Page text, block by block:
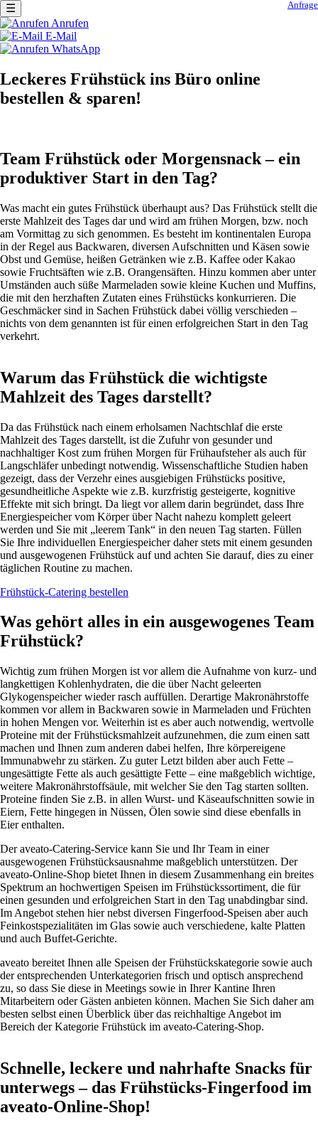
☰
Navigation
überspringen
Anfrage
Anrufen
E-Mail
WhatsApp
Leckeres Frühstück ins Büro online
bestellen & sparen!
Team Frühstück oder Morgensnack – ein
produktiver Start in den Tag?
Was macht ein gutes Frühstück überhaupt aus? Das Frühstück stellt die
erste Mahlzeit des Tages dar und wird am frühen Morgen, bzw. noch
am Vormittag zu sich genommen. Es besteht im kontinentalen Europa
in der Regel aus Backwaren, diversen Aufschnitten und Käsen sowie
Obst und Gemüse, heißen Getränken wie z.B. Kaffee oder Kakao
sowie Fruchtsäften wie z.B. Orangensäften. Hinzu kommen aber unter
Umständen auch süße Marmeladen sowie kleine Kuchen und Muffins,
die mit den herzhaften Zutaten eines Frühstücks konkurrieren. Die
Geschmäcker sind in Sachen Frühstück dabei völlig verschieden –
nichts von dem genannten ist für einen erfolgreichen Start in den Tag
verkehrt.
Warum das Frühstück die wichtigste
Mahlzeit des Tages darstellt?
Da das Frühstück nach einem erholsamen Nachtschlaf die erste
Mahlzeit des Tages darstellt, ist die Zufuhr von gesunder und
nachhaltiger Kost zum frühen Morgen für Frühaufsteher als auch für
Langschläfer unbedingt notwendig. Wissenschaftliche Studien haben
gezeigt, dass der Verzehr eines ausgiebigen Frühstücks positive,
gesundheitliche Aspekte wie z.B. kurzfristig gesteigerte, kognitive
Effekte mit sich bringt. Da liegt vor allem darin begründet, dass Ihre
Energiespeicher vom Körper über Nacht nahezu komplett geleert
werden und Sie mit „leerem Tank“ in den neuen Tag starten. Füllen
Sie Ihre individuellen Energiespeicher daher stets mit einem gesunden
und ausgewogenen Frühstück auf und achten Sie darauf, dies zu einer
täglichen Routine zu machen.
Frühstück-Catering bestellen
Was gehört alles in ein ausgewogenes Team
Frühstück?
Wichtig zum frühen Morgen ist vor allem die Aufnahme von kurz- und
langkettigen Kohlenhydraten, die die über Nacht geleerten
Glykogenspeicher wieder rasch auffüllen. Derartige Makronährstoffe
kommen vor allem in Backwaren sowie in Marmeladen und Früchten
in hohen Mengen vor. Weiterhin ist es aber auch notwendig, wertvolle
Proteine mit der Frühstücksmahlzeit aufzunehmen, die zum einen satt
machen und Ihnen zum anderen dabei helfen, Ihre körpereigene
Immunabwehr zu stärken. Zu guter Letzt bilden aber auch Fette –
ungesättigte Fette als auch gesättigte Fette – eine maßgeblich wichtige,
weitere Makronährstoffsäule, mit welcher Sie den Tag starten sollten.
Proteine finden Sie z.B. in allen Wurst- und Käseaufschnitten sowie in
Eiern, Fette hingegen in Nüssen, Ölen sowie sind diese ebenfalls in
Eier enthalten.
Der aveato-Catering-Service kann Sie und Ihr Team in einer
ausgewogenen Frühstücksausnahme maßgeblich unterstützen. Der
aveato-Online-Shop bietet Ihnen in diesem Zusammenhang ein breites
Spektrum an hochwertigen Speisen im Frühstückssortiment, die für
einen gesunden und erfolgreichen Start in den Tag unabdingbar sind.
Im Angebot stehen hier nebst diversen Fingerfood-Speisen aber auch
Feinkostspezialitäten im Glas sowie auch verschiedene, kalte Platten
und auch Buffet-Gerichte.
aveato bereitet Ihnen alle Speisen der Frühstückskategorie sowie auch
der entsprechenden Unterkategorien frisch und optisch ansprechend
zu, so dass Sie diese in Meetings sowie in Ihrer Kantine Ihren
Mitarbeitern oder Gästen anbieten können. Machen Sie Sich daher am
besten selbst einen Überblick über das reichhaltige Angebot im
Bereich der Kategorie Frühstück im aveato-Catering-Shop.
Schnelle, leckere und nahrhafte Snacks für
unterwegs – das Frühstücks-Fingerfood im
aveato-Online-Shop!